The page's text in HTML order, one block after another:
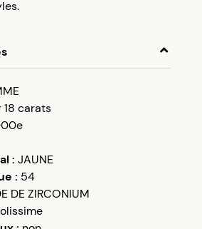
18 carats
: JAUNE
: 54
DE ZIRCONIUM